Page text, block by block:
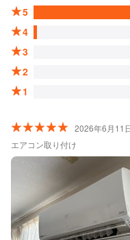
5
4
3
2
1
2026年6月11
エアコン取り付け